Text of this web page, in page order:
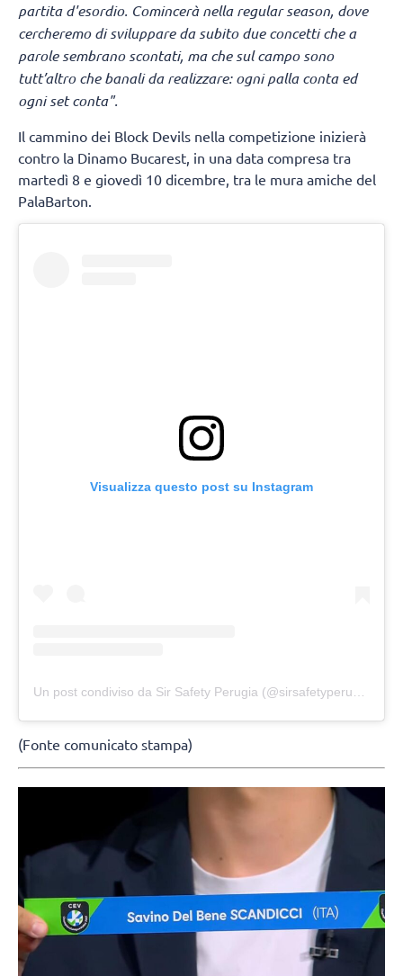
partita d'esordio. Comincerà nella regular season, dove
cercheremo di sviluppare da subito due concetti che a
parole sembrano scontati, ma che sul campo sono
tutt’altro che banali da realizzare: ogni palla conta ed
ogni set conta".
Il cammino dei Block Devils nella competizione inizierà
contro la Dinamo Bucarest, in una data compresa tra
martedì 8 e giovedì 10 dicembre, tra le mura amiche del
PalaBarton.
Visualizza questo post su Instagram
(Fonte comunicato stampa)